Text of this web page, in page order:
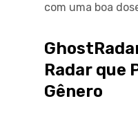
com uma boa
Radar que
Gênero